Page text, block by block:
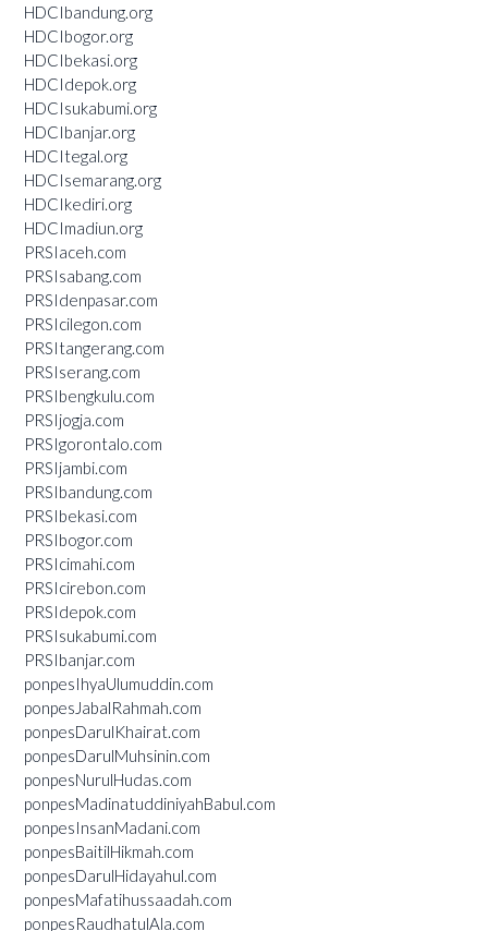
HDCIbandung.org
HDCIbogor.org
HDCIbekasi.org
HDCIdepok.org
HDCIsukabumi.org
HDCIbanjar.org
HDCItegal.org
HDCIsemarang.org
HDCIkediri.org
HDCImadiun.org
PRSIaceh.com
PRSIsabang.com
PRSIdenpasar.com
PRSIcilegon.com
PRSItangerang.com
PRSIserang.com
PRSIbengkulu.com
PRSIjogja.com
PRSIgorontalo.com
PRSIjambi.com
PRSIbandung.com
PRSIbekasi.com
PRSIbogor.com
PRSIcimahi.com
PRSIcirebon.com
PRSIdepok.com
PRSIsukabumi.com
PRSIbanjar.com
ponpesIhyaUlumuddin.com
ponpesJabalRahmah.com
ponpesDarulKhairat.com
ponpesDarulMuhsinin.com
ponpesNurulHudas.com
ponpesMadinatuddiniyahBabul.com
ponpesInsanMadani.com
ponpesBaitilHikmah.com
ponpesDarulHidayahul.com
ponpesMafatihussaadah.com
ponpesRaudhatulAla.com